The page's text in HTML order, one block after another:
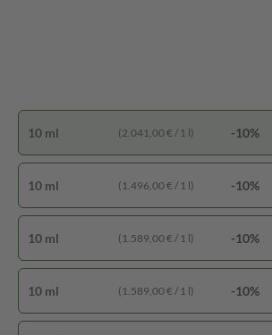
10 ml (1.496,00 € / 1 l) -10%
10 ml (1.589,00 € / 1 l) -10%
10 ml (1.589,00 € / 1 l) -10%
10 ml (2.041,00 € / 1 l) -10%